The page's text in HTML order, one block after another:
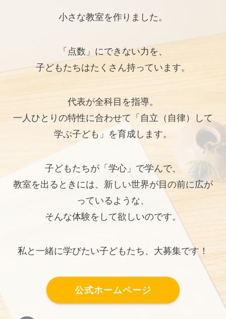
小さな教室を作りました。
「点数」にできない力を、
子どもたちはたくさん持っています。
代表が全科目を指導。
一人ひとりの特性に合わせて「自立（自律）して
学ぶ子ども」を育成します。
子どもたちが「学心」で学んで、
教室を出るときには、新しい世界が目の前に広が
っているような、
そんな体験をして欲しいのです。
私と一緒に学びたい子どもたち、大募集です！
公式ホームページ